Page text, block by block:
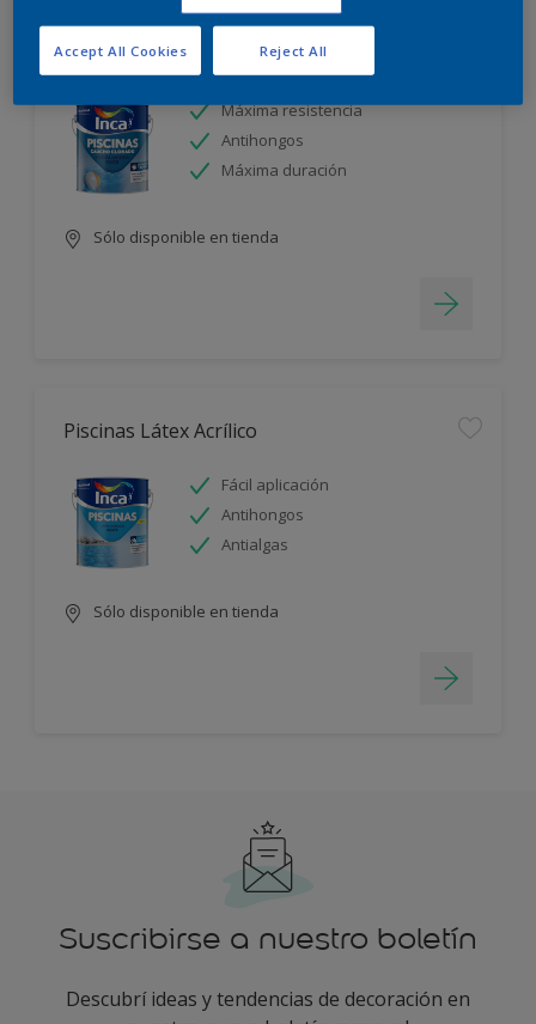
Piscinas Caucho Clorado
Máxima resistencia
Antihongos
Máxima duración
Sólo disponible en tienda
Piscinas Látex Acrílico
Fácil aplicación
Antihongos
Antialgas
Sólo disponible en tienda
Suscribirse a nuestro boletín
Descubrí ideas y tendencias de decoración en
Reject All
Accept All Cookies